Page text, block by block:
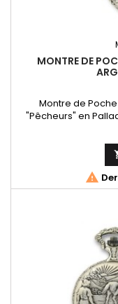
MONTRE DE
Montre de
"Pêcheurs" en
Arabes.
dateur
